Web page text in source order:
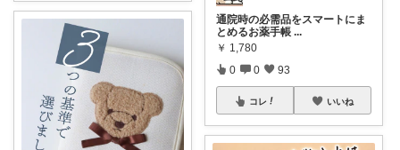
通院時の必需品をスマートにま
とめるお薬手帳 ...
￥ 1,780
0 0 93
コレ いいね